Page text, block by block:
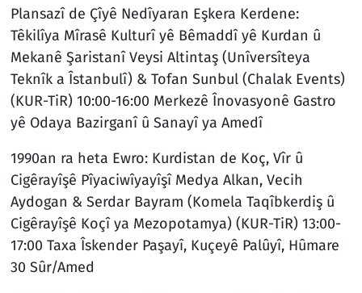
Plansazî de Çîyê Nedîyaran Eşkera Kerdene:
Têkilîya Mîrasê Kulturî yê Bêmaddî yê Kurdan û
Mekanê Şaristanî Veysi Altintaş (Unîversîteya
Teknîk a Îstanbulî) & Tofan Sunbul (Chalak Events)
(KUR-TiR) 10:00-16:00 Merkezê Înovasyonê Gastro
yê Odaya Bazirganî û Sanayî ya Amedî
1990an ra heta Ewro: Kurdistan de Koç, Vîr û
Cigêrayîşê Pîyaciwîyayîşî Medya Alkan, Vecih
Aydogan & Serdar Bayram (Komela Taqîbkerdiş û
Cigêrayîşê Koçî ya Mezopotamya) (KUR-TiR) 13:00-
17:00 Taxa Îskender Paşayî, Kuçeyê Palûyî, Hûmare
30 Sûr/Amed